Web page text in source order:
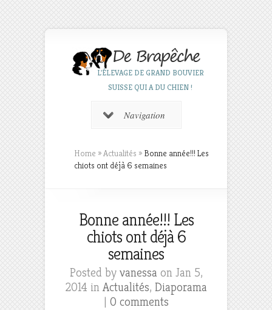
L'ÉLEVAGE DE GRAND BOUVIER
SUISSE QUI A DU CHIEN !
Navigation
Home »Actualités » Bonne année!!! Les
chiots ont déjà 6 semaines
Bonne année!!! Les
chiots ont déjà 6
semaines
Posted by vanessa on Jan 5,
2014 in Actualités, Diaporama
| 0 comments